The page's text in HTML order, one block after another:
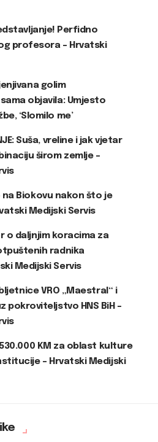
Perfidno
profesora – Hrvatski
golim
objavila: Umjesto
‘Slomilo me’
Suša, vreline i jak vjetar
širom zemlje –
Biokovu nakon što je
Medijski Servis
o daljnjim koracima za
radnika
Medijski Servis
VRO „Maestral“ i
pokroviteljstvo HNS BiH –
KM za oblast kulture
– Hrvatski Medijski